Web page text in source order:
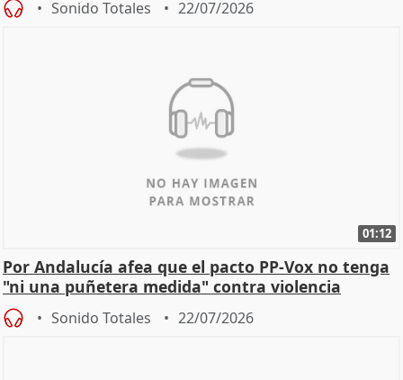
Sonido Totales 22/07/2026
01:12
Por Andalucía afea que el pacto PP-Vox no tenga
"ni una puñetera medida" contra violencia
machista
Sonido Totales 22/07/2026